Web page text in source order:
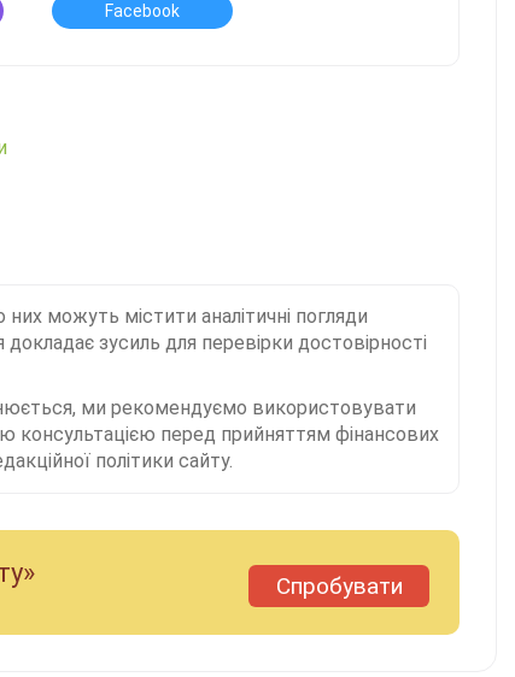
Facebook
можуть містити аналітичні погляди
зусиль для перевірки достовірності
ми рекомендуємо використовувати
консультацією перед прийняттям фінансових
політики сайту.
Спробувати